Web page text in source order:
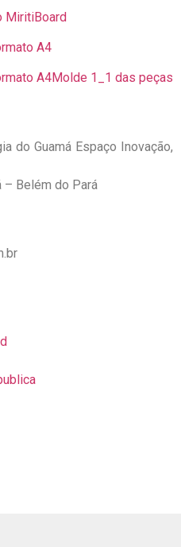
MiritiBoard
A4
A4Molde 1_1 das peças
do Guamá Espaço Inovação,
– Belém do Pará